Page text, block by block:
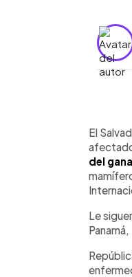
El
del
Le